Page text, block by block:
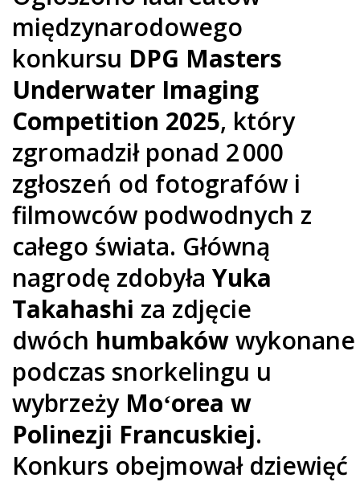
międzynarodowego
konkursu DPG Masters
Underwater Imaging
Competition 2025, który
zgromadził ponad 2 000
zgłoszeń od fotografów i
filmowców podwodnych z
całego świata. Główną
nagrodę zdobyła Yuka
Takahashi za zdjęcie
dwóch humbakówwykonane
podczas snorkelingu u
wybrzeży Moʻorea w
Polinezji Francuskiej.
Konkurs obejmował dziewięć